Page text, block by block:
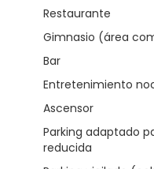
Restaurante
Gimnasio (área
Bar
Entretenimiento
Ascensor
Parking adaptado
reducida